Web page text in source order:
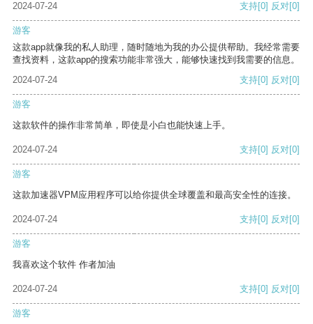
2024-07-24 支持[0] 反对[0]
游客
这款app就像我的私人助理，随时随地为我的办公提供帮助。我经常需要
查找资料，这款app的搜索功能非常强大，能够快速找到我需要的信息。
2024-07-24
支持[0] 反对[0]
游客
这款软件的操作非常简单，即使是小白也能快速上手。
2024-07-24 支持[0] 反对[0]
游客
这款加速器VPM应用程序可以给你提供全球覆盖和最高安全性的连接。
2024-07-24 支持[0] 反对[0]
游客
我喜欢这个软件 作者加油
2024-07-24 支持[0] 反对[0]
游客